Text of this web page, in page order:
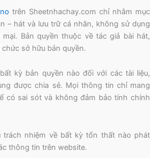
trên Sheetnhachay.com chỉ nhằm mục
– hát và lưu trữ cá nhân, không sử dụng
Bản quyền thuộc về tác giả bài hát,
sở hữu bản quyền.
kỳ bản quyền nào đối với các tài liệu,
được chia sẻ. Mọi thông tin chỉ mang
có sai sót và không đảm bảo tính chính
trách nhiệm về bất kỳ tổn thất nào phát
thông tin trên website.